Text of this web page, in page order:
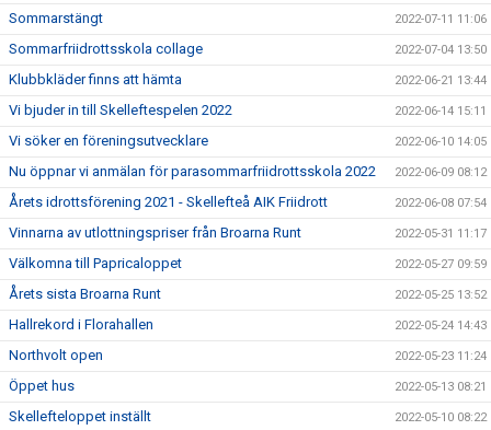
Sommarstängt 2022-07-11 11:06
Sommarfriidrottsskola collage 2022-07-04 13:50
Klubbkläder finns att hämta 2022-06-21 13:44
Vi bjuder in till Skelleftespelen 2022 2022-06-14 15:11
Vi söker en föreningsutvecklare 2022-06-10 14:05
Nu öppnar vi anmälan för parasommarfriidrottsskola 2022 2022-06-09 08:12
Årets idrottsförening 2021 - Skellefteå AIK Friidrott 2022-06-08 07:54
Vinnarna av utlottningspriser från Broarna Runt 2022-05-31 11:17
Välkomna till Papricaloppet 2022-05-27 09:59
Årets sista Broarna Runt 2022-05-25 13:52
Hallrekord i Florahallen 2022-05-24 14:43
Northvolt open 2022-05-23 11:24
Öppet hus 2022-05-13 08:21
Skellefteloppet inställt 2022-05-10 08:22